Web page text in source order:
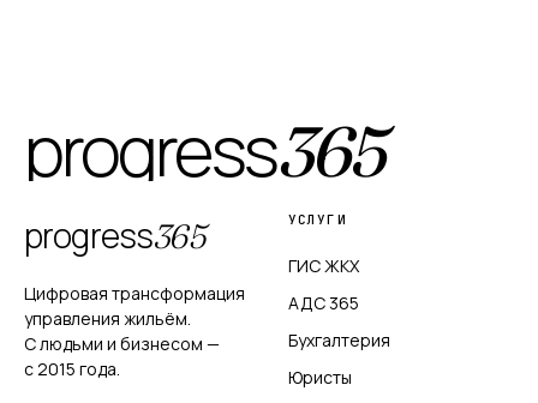
progress365
progress365
Цифровая трансформация
управления жильём.
С людьми и бизнесом —
с 2015 года.
УСЛУГИ
ГИС ЖКХ
АДС 365
Бухгалтерия
Юристы